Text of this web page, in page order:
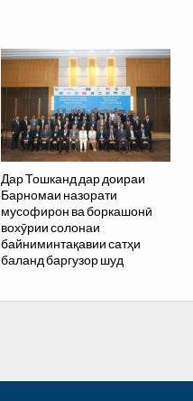
Дар Тошканд дар доираи
Барномаи назорати
мусофирон ва боркашонӣ
вохӯрии солонаи
байниминтақавии сатҳи
баланд баргузор шуд